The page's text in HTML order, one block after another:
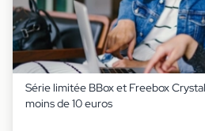
Série limitée BBox et Freebox
moins de 10 euros